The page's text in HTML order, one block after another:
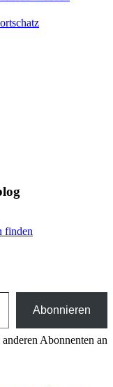
Abonnieren
Abonnenten an